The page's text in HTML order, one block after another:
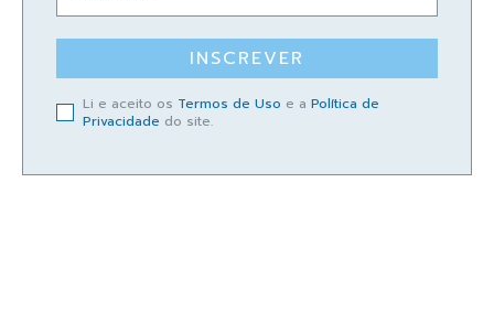
INSCREVER
Li e aceito os Termos de Uso e a Política de
Privacidade do site.